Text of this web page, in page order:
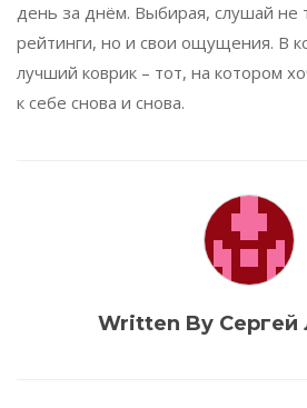
день за днём. Выбирая, слушай не
рейтинги, но и свои ощущения. В
лучший коврик – тот, на котором
к себе снова и снова.
Written By Сергей